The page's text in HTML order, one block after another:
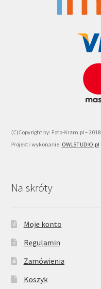
(C)Copyright by: Foto-Kram.pl – 2018
Projekt i wykonanie: OWLSTUDIO.pl
Na skróty
Moje konto
Regulamin
Zamówienia
Koszyk